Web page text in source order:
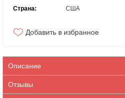
Страна:
США
Добавить в избранное
Описание
Отзывы